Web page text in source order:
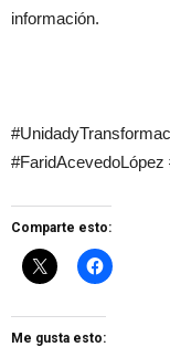
información.
Comparte esto:
Me gusta esto: